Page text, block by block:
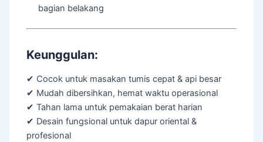
bagian belakang
Keunggulan:
✔ Cocok untuk masakan tumis cepat & api besar
✔ Mudah dibersihkan, hemat waktu operasional
✔ Tahan lama untuk pemakaian berat harian
✔ Desain fungsional untuk dapur oriental &
profesional